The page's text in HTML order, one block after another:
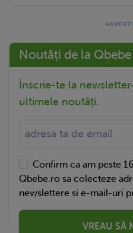
Noutăți de la Qbebe
Înscrie-te la
ultimele noutăți.
Confirm ca am peste
Qbebe.ro sa colecteze
newslettere si e-mail-uri
VREAU SĂ